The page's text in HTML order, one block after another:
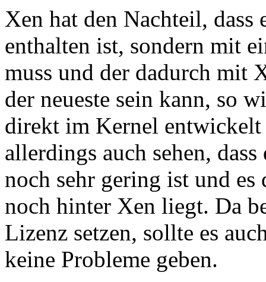
Xen hat den Nachteil,
enthalten ist, sondern mit
muss und der dadurch mit
der neueste sein kann, so
direkt im Kernel
allerdings auch sehen,
noch sehr gering ist und
noch hinter Xen liegt. Da
Lizenz setzen, sollte es
keine Probleme geben.